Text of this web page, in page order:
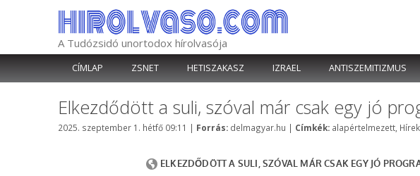
A Tudózsidó unortodox hírolvasója
CÍMLAP ZSNET HETISZAKASZ IZRAEL ANTISZEMITIZMUS
Elkezdődött a suli, szóval már csak egy jó
2025. szeptember 1. hétfő 09:11 | Forrás: Kategória
delmagyar.hu | Címkék: Címkék
alapértelmezett Hírek